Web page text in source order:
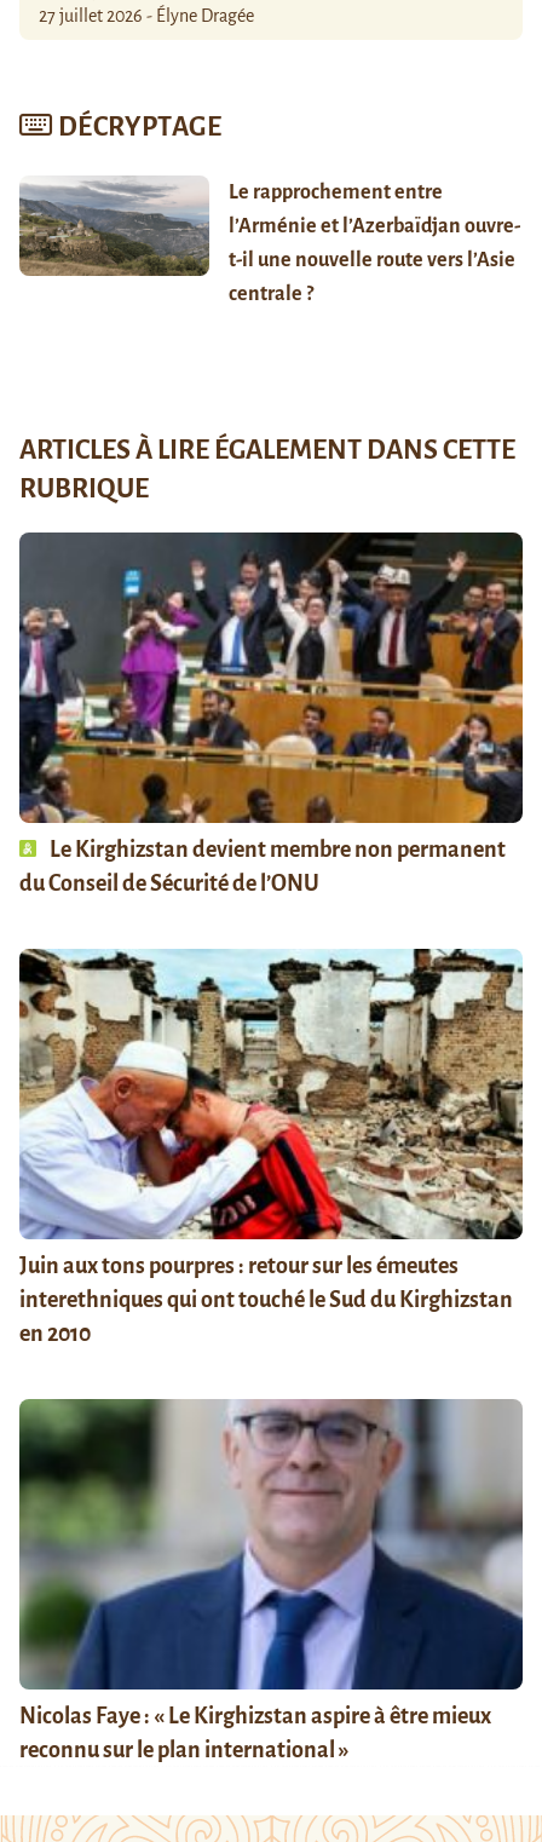
27 juillet 2026 - Élyne Dragée
DÉCRYPTAGE
Le rapprochement entre
l’Arménie et l’Azerbaïdjan ouvre-
t-il une nouvelle route vers l’Asie
centrale ?
ARTICLES À LIRE ÉGALEMENT DANS CETTE
RUBRIQUE
Le Kirghizstan devient membre non permanent
du Conseil de Sécurité de l’ONU
Juin aux tons pourpres : retour sur les émeutes
interethniques qui ont touché le Sud du Kirghizstan
en 2010
Nicolas Faye : « Le Kirghizstan aspire à être mieux
reconnu sur le plan international »